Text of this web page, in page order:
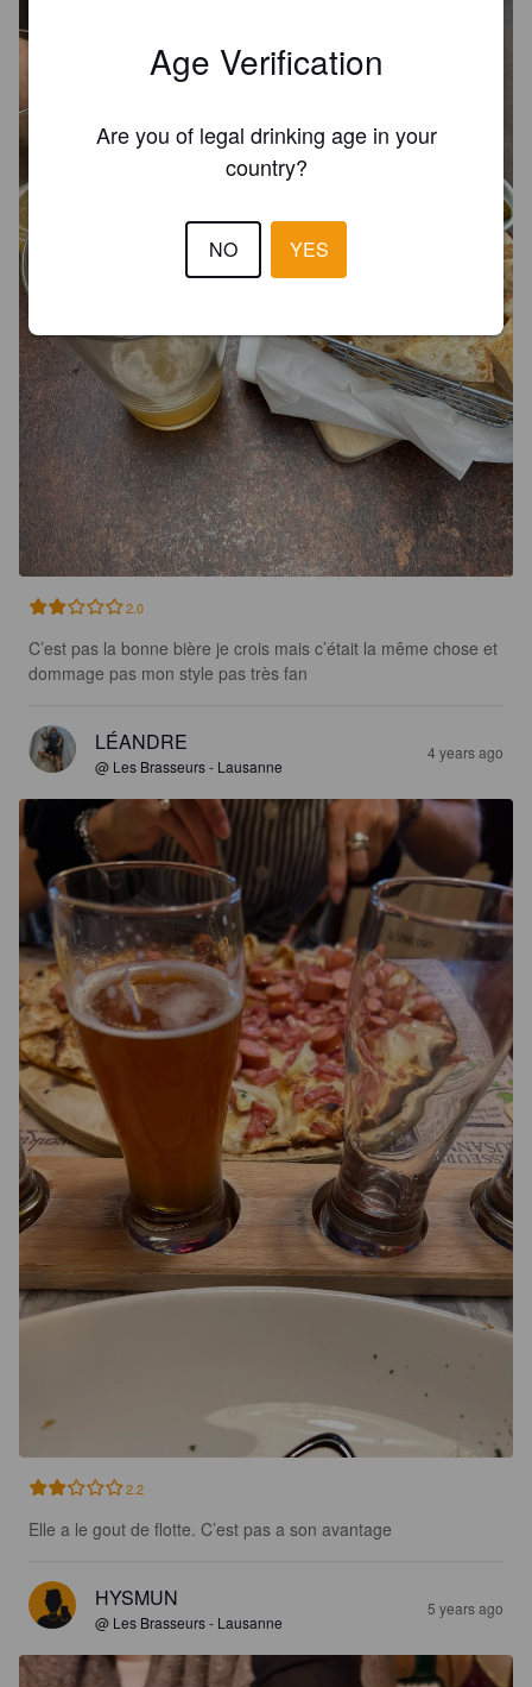
2.0
C’est pas la bonne bière je crois mais c’était la même chose et
dommage pas mon style pas très fan
LÉANDRE
@ Les Brasseurs - Lausanne
4 years ago
2.2
Elle a le gout de flotte. C’est pas a son avantage
HYSMUN
@ Les Brasseurs - Lausanne
5 years ago
Age Verification
Are you of legal drinking age in your
country?
NO YES